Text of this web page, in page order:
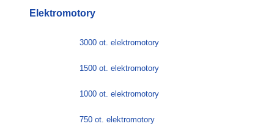
Elektromotory
3000 ot. elektromotory
1500 ot. elektromotory
1000 ot. elektromotory
750 ot. elektromotory